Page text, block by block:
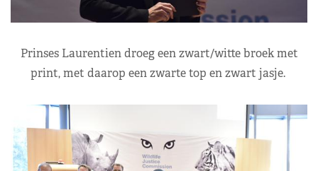
Prinses Laurentien droeg een zwart/witte broek met
print, met daarop een zwarte top en zwart jasje.